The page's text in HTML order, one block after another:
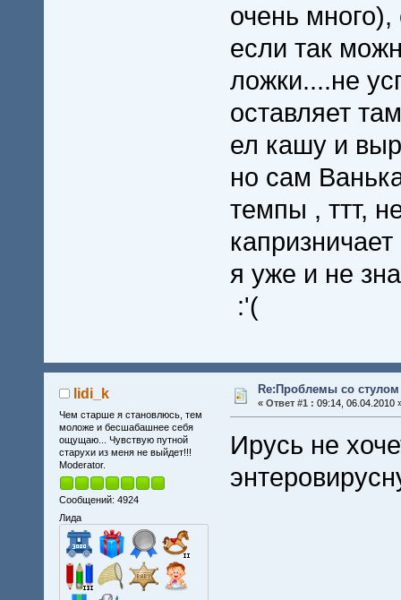
очень много),
если так
ложки....не
оставляет
ел кашу и
но сам
темпы , ттт,
я уже и не
:'(
lidi_k
Чем старше я становлюсь, тем
моложе и бесшабашнее себя
ощущаю... Чувствую путной
старухи из меня не выйдет!!!
Moderator.
Сообщений: 4924
Лида
Re:Проблемы со стулом
« Ответ #1 : 09:14, 06.04.2010
Ирусь не